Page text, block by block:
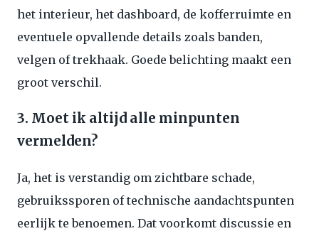
het interieur, het dashboard, de kofferruimte en
eventuele opvallende details zoals banden,
velgen of trekhaak. Goede belichting maakt een
groot verschil.
3. Moet ik altijd alle minpunten
vermelden?
Ja, het is verstandig om zichtbare schade,
gebruikssporen of technische aandachtspunten
eerlijk te benoemen. Dat voorkomt discussie en